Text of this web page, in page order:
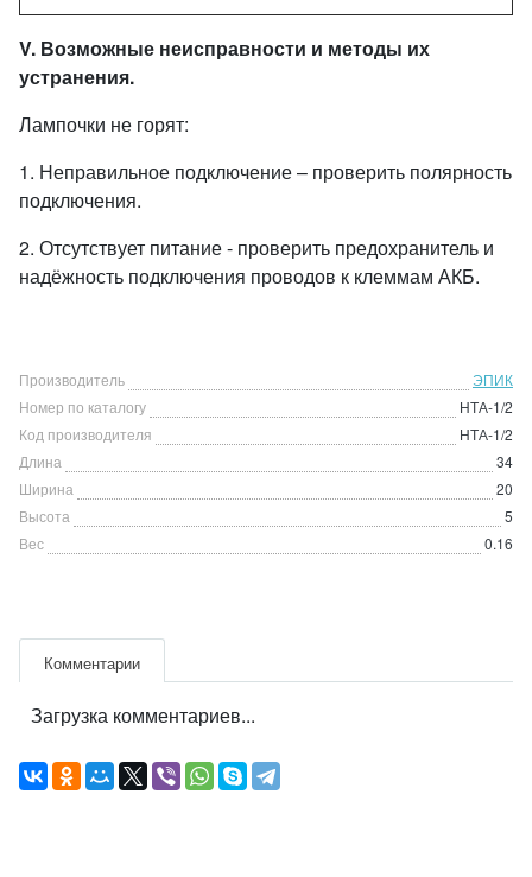
V. Возможные неисправности и методы их
устранения.
Лампочки не горят:
1. Неправильное подключение – проверить полярность
подключения.
2. Отсутствует питание - проверить предохранитель и
надёжность подключения проводов к клеммам АКБ.
Производитель
ЭПИК
Номер по каталогу
НТА-1/2
Код производителя
НТА-1/2
Длина
34
Ширина
20
Высота
5
Вес
0.16
Комментарии
Загрузка комментариев...